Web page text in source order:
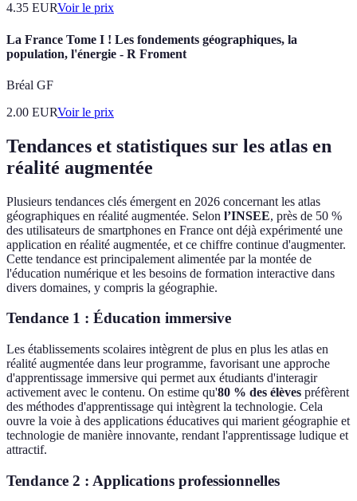
4.35 EURVoir le prix
La France Tome I ! Les fondements géographiques, la
population, l'énergie - R Froment
Bréal GF
2.00 EURVoir le prix
Tendances et statistiques sur les atlas en
réalité augmentée
Plusieurs tendances clés émergent en 2026 concernant les atlas
géographiques en réalité augmentée. Selon l’INSEE, près de 50 %
des utilisateurs de smartphones en France ont déjà expérimenté une
application en réalité augmentée, et ce chiffre continue d'augmenter.
Cette tendance est principalement alimentée par la montée de
l'éducation numérique et les besoins de formation interactive dans
divers domaines, y compris la géographie.
Tendance 1 : Éducation immersive
Les établissements scolaires intègrent de plus en plus les atlas en
réalité augmentée dans leur programme, favorisant une approche
d'apprentissage immersive qui permet aux étudiants d'interagir
activement avec le contenu. On estime qu'80 % des élèves préfèrent
des méthodes d'apprentissage qui intègrent la technologie. Cela
ouvre la voie à des applications éducatives qui marient géographie et
technologie de manière innovante, rendant l'apprentissage ludique et
attractif.
Tendance 2 : Applications professionnelles